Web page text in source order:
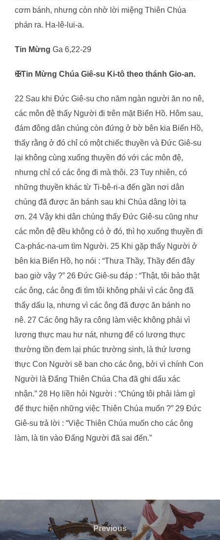
cơm bánh, nhưng còn nhờ lời miệng Thiên Chúa
phán ra. Ha-lê-lui-a.
Tin Mừng Ga 6,22-29
✠Tin Mừng Chúa Giê-su Ki-tô theo thánh Gio-an.
22 Sau khi Đức Giê-su cho năm ngàn người ăn no nê,
các môn đệ thấy Người đi trên mặt Biển Hồ. Hôm sau,
đám đông dân chúng còn đứng ở bờ bên kia Biển Hồ,
thấy rằng ở đó chỉ có một chiếc thuyền và Đức Giê-su
lại không cùng xuống thuyền đó với các môn đệ,
nhưng chỉ có các ông đi mà thôi. 23 Tuy nhiên, có
những thuyền khác từ Ti-bê-ri-a đến gần nơi dân
chúng đã được ăn bánh sau khi Chúa dâng lời tạ
ơn. 24 Vậy khi dân chúng thấy Đức Giê-su cũng như
các môn đệ đều không có ở đó, thì họ xuống thuyền đi
Ca-phác-na-um tìm Người. 25 Khi gặp thấy Người ở
bên kia Biển Hồ, họ nói : “Thưa Thầy, Thầy đến đây
bao giờ vậy ?” 26 Đức Giê-su đáp : “Thật, tôi bảo thật
các ông, các ông đi tìm tôi không phải vì các ông đã
thấy dấu lạ, nhưng vì các ông đã được ăn bánh no
nê. 27 Các ông hãy ra công làm việc không phải vì
lương thực mau hư nát, nhưng để có lương thực
thường tồn đem lại phúc trường sinh, là thứ lương
thực Con Người sẽ ban cho các ông, bởi vì chính Con
Người là Đấng Thiên Chúa Cha đã ghi dấu xác
nhận.” 28 Họ liền hỏi Người : “Chúng tôi phải làm gì
để thực hiện những việc Thiên Chúa muốn ?” 29 Đức
Giê-su trả lời : “Việc Thiên Chúa muốn cho các ông
làm, là tin vào Đấng Người đã sai đến.”
navigation
Previous
Previous